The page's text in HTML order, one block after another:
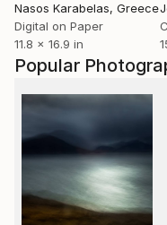
Popular
Nasos Karabelas, Greece
Digital on Paper
11.8 x 16.9 in